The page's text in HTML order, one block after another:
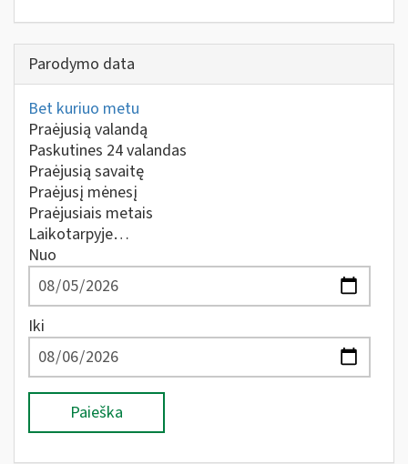
Parodymo data
Bet kuriuo metu
Praėjusią valandą
Paskutines 24 valandas
Praėjusią savaitę
Praėjusį mėnesį
Praėjusiais metais
Laikotarpyje…
Nuo
Iki
Paieška